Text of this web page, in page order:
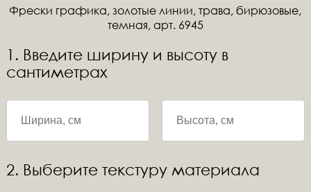
Фрески графика, золотые линии, трава, бирюзовые,
темная, арт. 6945
1. Введите ширину и высоту в
сантиметрах
2. Выберите текстуру материала